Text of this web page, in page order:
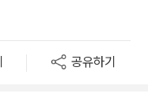
공유하기